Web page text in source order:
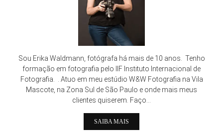
Sou Erika Waldmann, fotógrafa há mais de 10 anos. Tenho
formação em fotografia pelo IIF Instituto Internacional de
Fotografia. . Atuo em meu estúdio W&W Fotografia na Vila
Mascote, na Zona Sul de São Paulo e onde mais meus
clientes quiserem. Faço...
SAIBA MAIS